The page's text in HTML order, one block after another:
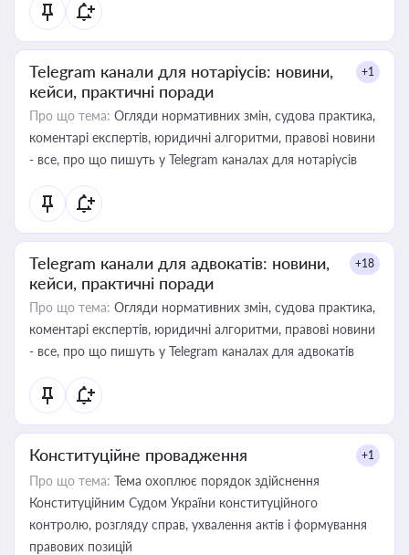
Telegram канали для нотаріусів: новини,
кейси, практичні поради
+1
Про що тема: Огляди нормативних змін, судова практика,
коментарі експертів, юридичні алгоритми, правові новини
- все, про що пишуть у Telegram каналах для нотаріусів
Telegram канали для адвокатів: новини,
кейси, практичні поради
+18
Про що тема: Огляди нормативних змін, судова практика,
коментарі експертів, юридичні алгоритми, правові новини
- все, про що пишуть у Telegram каналах для адвокатів
Конституційне провадження +1
Про що тема: Тема охоплює порядок здійснення
Конституційним Судом України конституційного
контролю, розгляду справ, ухвалення актів і формування
правових позицій